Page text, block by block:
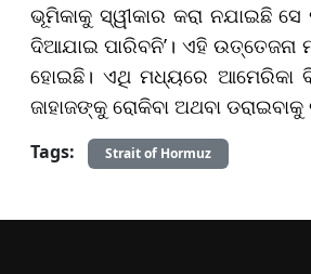
ଭୂମିକାକୁ ସ୍ୱୀକାର କରା ନଯାଇଛି
ଦିଆଯାଇ ପାରିବନି’। ଏହି
ହୋଇଛି। ଏଥି ମଧ୍ୟରେ ଆମେରିକା
ଜାହାଜଙ୍କୁ ରୋକିବା ଅଥବା
Tags: Strait of Hormuz